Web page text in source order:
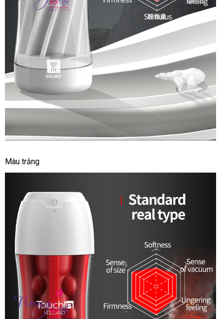
Tự
Touch
Công
Nghệ
Nhật
Giúp
Bạn
Vui
Vẻ
Màu trắng